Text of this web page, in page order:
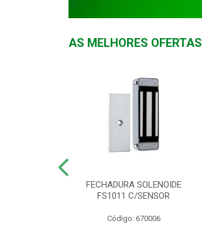
AS MELHORES OFERTAS
FECHADURA SOLENOIDE
FS1011 C/SENSOR
Código: 670006